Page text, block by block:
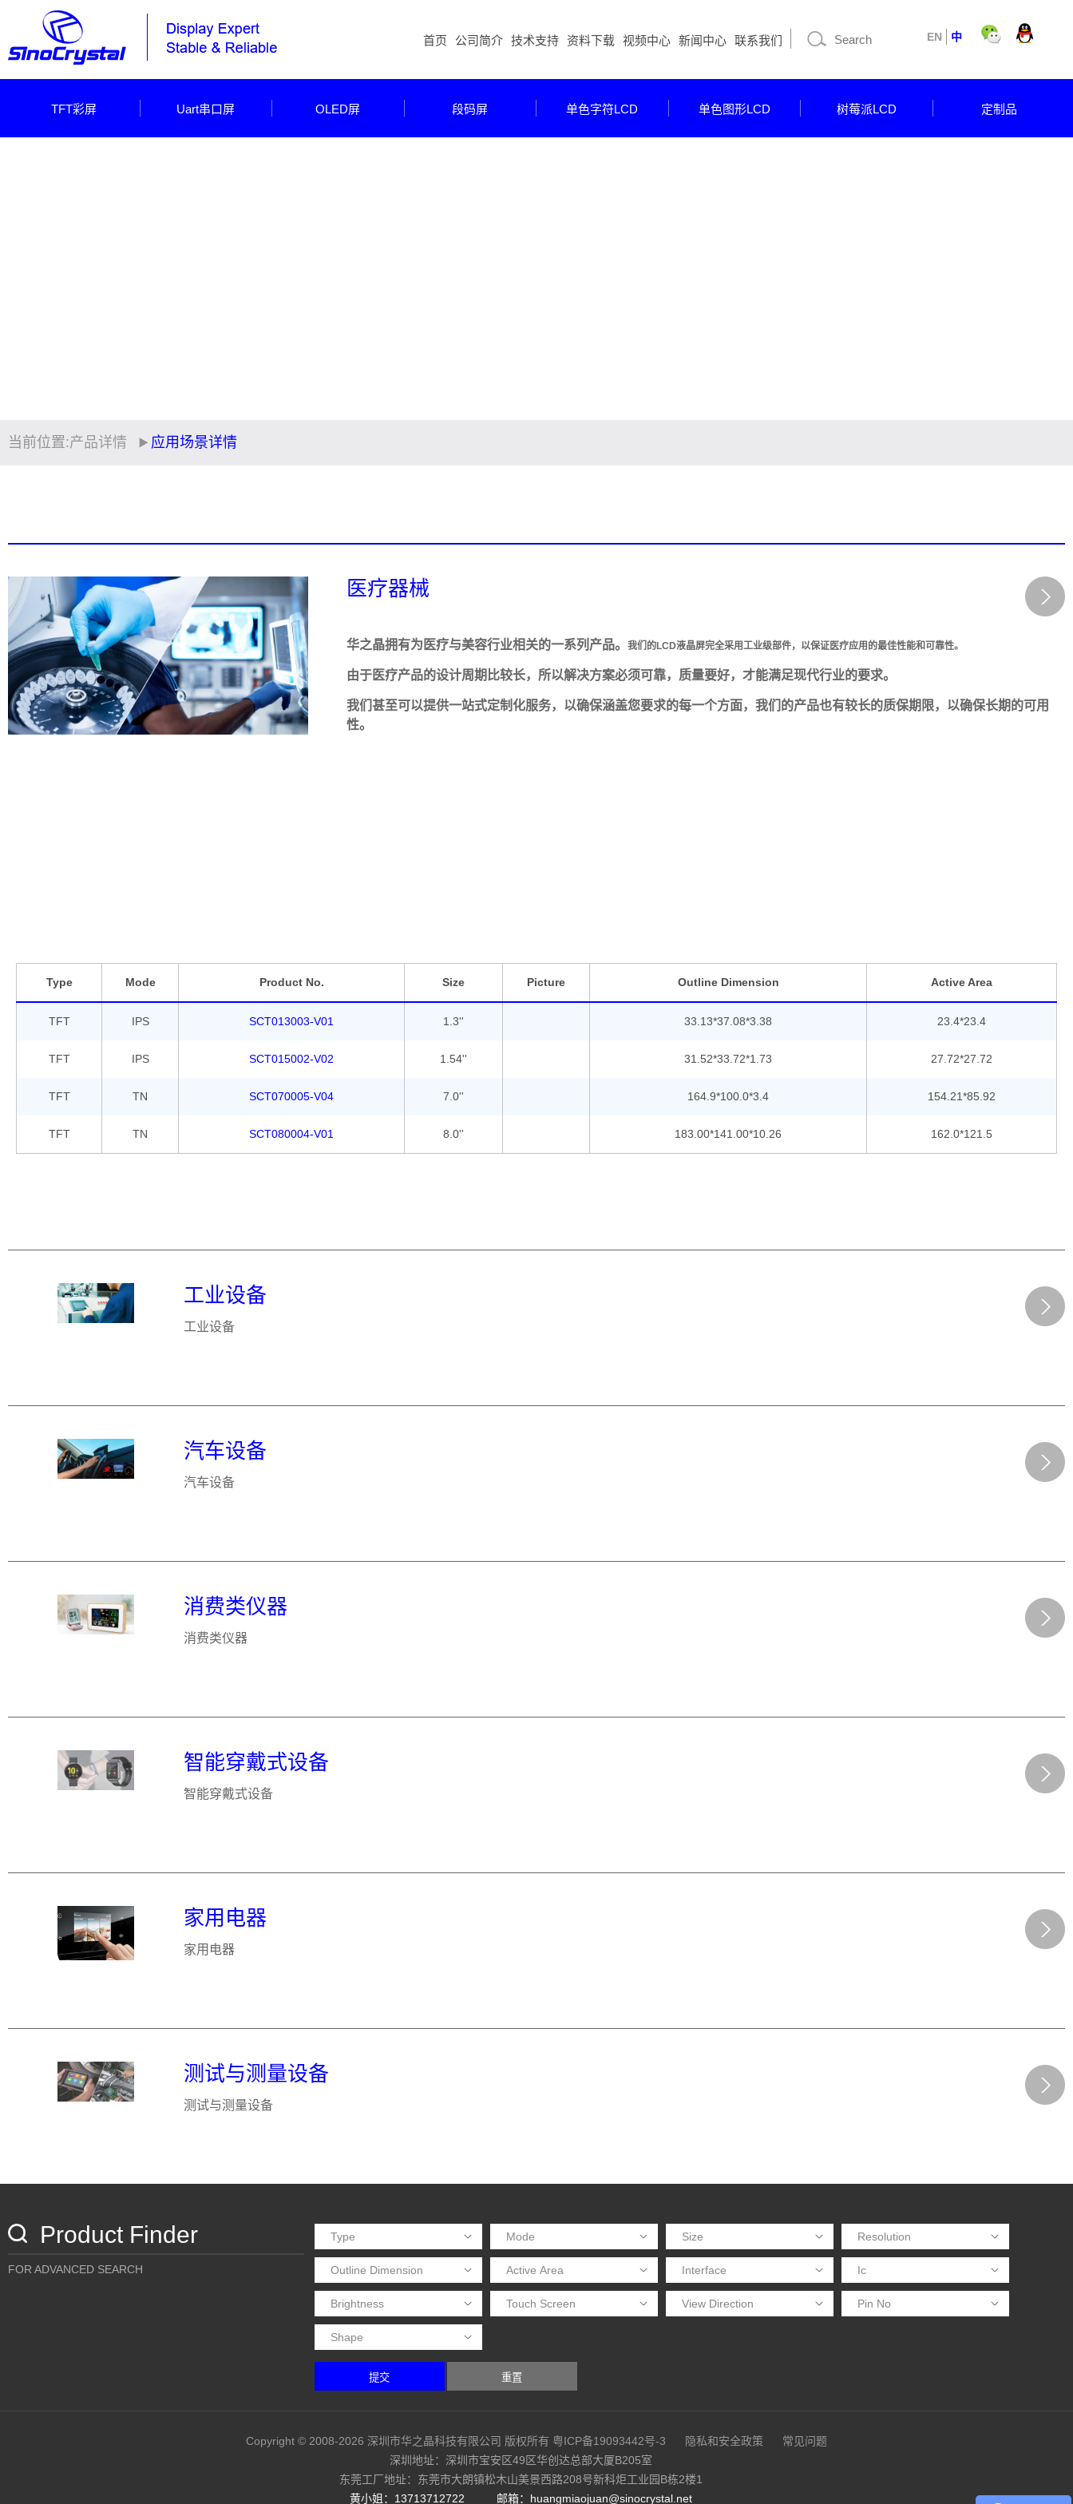
EN 中
首页 公司简介 技术支持 资料下载 视频中心 新闻中心 联系我们
TFT彩屏 Uart串口屏 OLED屏 段码屏 单色字符LCD 单色图形LCD 树莓派LCD 定制品
当前位置:产品详情 应用场景详情
医疗器械
华之晶拥有为医疗与美容行业相关的一系列产品。 我们的LCD液晶屏完全采用工业级部件，以保证医疗应用的最佳性能和可靠性。
由于医疗产品的设计周期比较长，所以解决方案必须可靠，质量要好，才能满足现代行业的要求。
我们甚至可以提供一站式定制化服务，以确保涵盖您要求的每一个方面，我们的产品也有较长的质保期限，以确保长期的可用
性。
Type Mode Product No. Size Picture Outline Dimension Active Area
TFT IPS SCT013003-V01 1.3'' 33.13*37.08*3.38 23.4*23.4
TFT IPS SCT015002-V02 1.54'' 31.52*33.72*1.73 27.72*27.72
TFT TN SCT070005-V04 7.0'' 164.9*100.0*3.4 154.21*85.92
TFT TN SCT080004-V01 8.0'' 183.00*141.00*10.26 162.0*121.5
工业设备
工业设备
汽车设备
汽车设备
消费类仪器
消费类仪器
智能穿戴式设备
智能穿戴式设备
家用电器
家用电器
测试与测量设备
测试与测量设备
Product Finder
FOR ADVANCED SEARCH
提交 重置
Copyright © 2008-2026 深圳市华之晶科技有限公司 版权所有 粤ICP备19093442号-3 隐私和安全政策
常见问题
深圳地址：深圳市宝安区49区华创达总部大厦B205室
东莞工厂地址：东莞市大朗镇松木山美景西路208号新科炬工业园B栋2楼1
黄小姐：13713712722
邮箱：huangmiaojuan@sinocrystal.net